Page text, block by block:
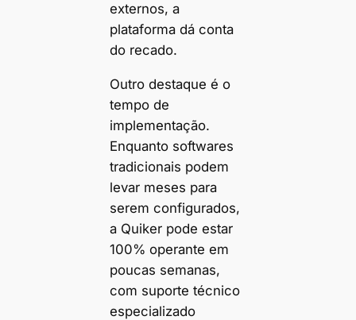
externos, a
plataforma dá conta
do recado.
Outro destaque é o
tempo de
implementação.
Enquanto softwares
tradicionais podem
levar meses para
serem configurados,
a Quiker pode estar
100% operante em
poucas semanas,
com suporte técnico
especializado